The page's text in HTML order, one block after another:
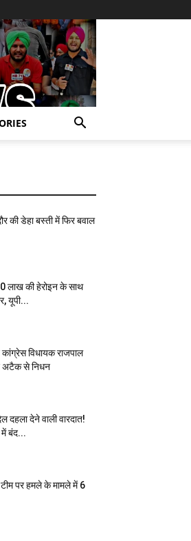
की डेहा बस्ती में फिर बवाल
लाख की हेरोइन के साथ
यूपी...
कांग्रेस विधायक राजपाल
अटैक से निधन
दहला देने वाली वारदात!
बंद...
टीम पर हमले के मामले में 6